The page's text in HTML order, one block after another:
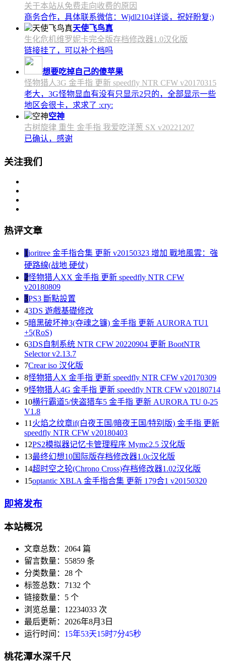
关于本站从免费走向收费的原因
商务合作，具体联系微信：Wjdl2104详谈，祝好盼复;)
天使飞鸟真
生化危机维罗妮卡完全版存档修改器1.0汉化版
链接挂了，可以补个档吗
想要吃掉自己的傻苹果
怪物猎人3G 金手指 更新 speedfly NTR CFW v20170315
老大，3G怪物显血有没有只显示2只的，全部显示一些
地区会很卡，求求了 :cry:
空神
古树旋律 重生 金手指 我爱吃洋葱 SX v20221207
已确认，感谢
关注我们
热评文章
1ioritree 金手指合集 更新 v20150323 增加 戰地風雲：強
硬路線(战地 硬仗)
2怪物猎人XX 金手指 更新 speedfly NTR CFW
v20180809
3PS3 斷點設置
43DS 遊戲基礎修改
5暗黑破坏神3(夺魂之镰) 金手指 更新 AURORA TU1
+5(RoS)
63DS自制系统 NTR CFW 20220904 更新 BootNTR
Selector v2.13.7
7Crear iso 汉化版
8怪物猎人X 金手指 更新 speedfly NTR CFW v20170309
9怪物猎人4G 金手指 更新 speedfly NTR CFW v20180714
10横行霸道5/侠盗猎车5 金手指 更新 AURORA TU 0-25
V1.8
11 火焰之纹章if(白夜王国/暗夜王国/特别版) 金手指 更新
speedfly NTR CFW v20180403
12PS2模拟器记忆卡管理程序 Mymc2.5 汉化版
13最终幻想10国际版存档修改器1.0c汉化版
14超时空之轮(Chrono Cross)存档修改器1.02汉化版
15optantic XBLA 金手指合集 更新 179合1 v20150320
即将发布
本站概况
文章总数：2064 篇
留言数量：55859 条
分类数量：28 个
标签总数：7132 个
链接数量：5 个
浏览总量：12234033 次
最后更新：2026年8月3日
运行时间： 15年53天15时7分45秒
桃花潭水深千尺